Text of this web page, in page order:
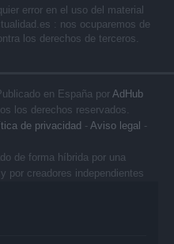
error en el uso del material
: nos ocuparemos de
los derechos de terceros.
en España por AdHub
los derechos reservados.
de privacidad - Aviso legal -
de forma híbrida por una
por creadores independientes